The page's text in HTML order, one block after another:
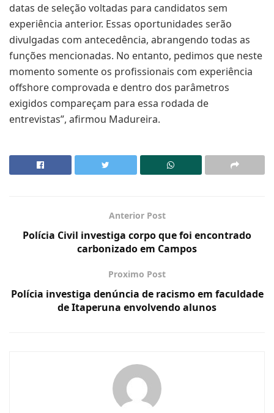
datas de seleção voltadas para candidatos sem
experiência anterior. Essas oportunidades serão
divulgadas com antecedência, abrangendo todas as
funções mencionadas. No entanto, pedimos que neste
momento somente os profissionais com experiência
offshore comprovada e dentro dos parâmetros
exigidos compareçam para essa rodada de
entrevistas”, afirmou Madureira.
Anterior Post
Polícia Civil investiga corpo que foi encontrado
carbonizado em Campos
Proximo Post
Polícia investiga denúncia de racismo em faculdade
de Itaperuna envolvendo alunos